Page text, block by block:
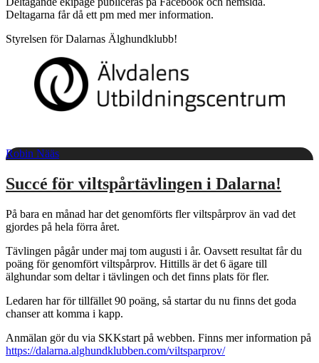
Deltagarna får då ett pm med mer information.
Styrelsen för Dalarnas Älghundklubb!
Robin Nääs
Succé för viltspårtävlingen i Dalarna!
På bara en månad har det genomförts fler viltspårprov än vad det
gjordes på hela förra året.
Tävlingen pågår under maj tom augusti i år. Oavsett resultat får du
poäng för genomfört viltspårprov. Hittills är det 6 ägare till
älghundar som deltar i tävlingen och det finns plats för fler.
Ledaren har för tillfället 90 poäng, så startar du nu finns det goda
chanser att komma i kapp.
Anmälan gör du via SKKstart på webben. Finns mer information på
https://dalarna.alghundklubben.com/viltsparprov/